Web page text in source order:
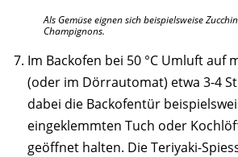
Als Gemüse eignen sich beispielsweise
Champignons.
Im Backofen bei 50 °C Umluft auf
(oder im Dörrautomat) etwa 3-4
dabei die Backofentür
eingeklemmten Tuch oder
geöffnet halten. Die Teriyaki-